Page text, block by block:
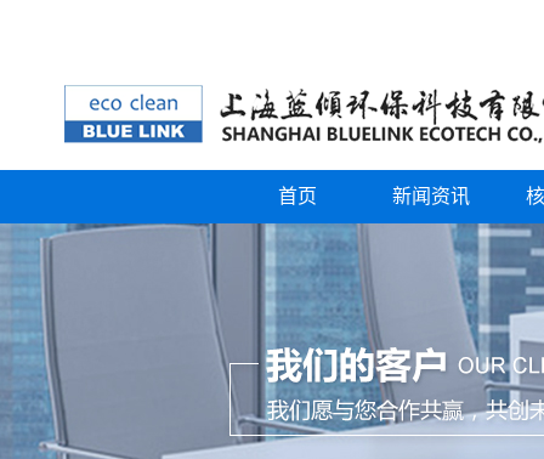
首页 新闻资讯